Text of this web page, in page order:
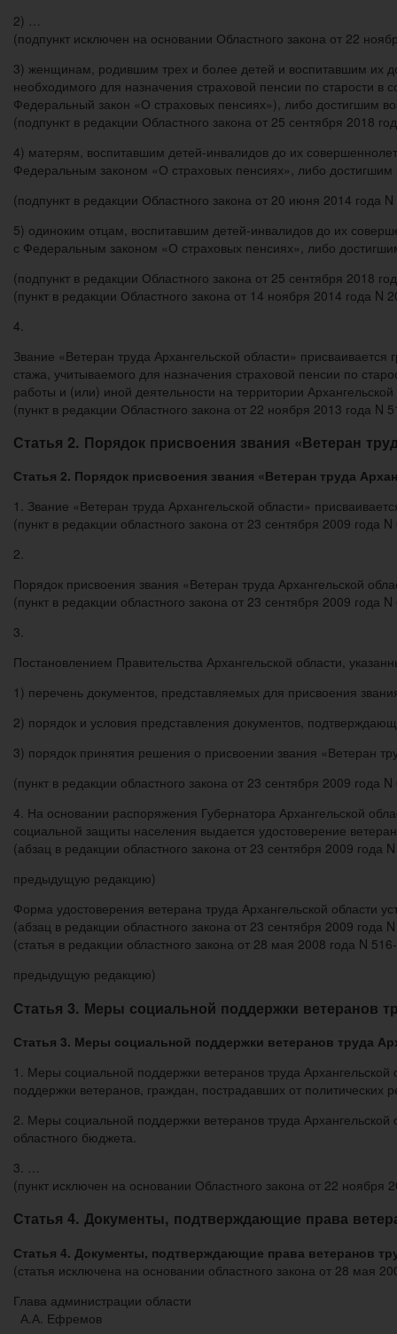
2) …
(подпункт исключен на основании Областного закона от 22
3) женщинам, родившим трех и более детей и воспитавшим их
необходимого для назначения страховой пенсии по старости
Федеральный закон «О страховых пенсиях»), либо достигшим
(подпункт в редакции Областного закона от 25 сентября
4) матерям, воспитавшим детей-инвалидов до их
Федеральным законом «О страховых пенсиях», либо достигшим
(подпункт в редакции Областного закона от 20 июня 2014
5) одиноким отцам, воспитавшим детей-инвалидов до их
с Федеральным законом «О страховых пенсиях», либо
(подпункт в редакции Областного закона от 25 сентября
(пункт в редакции Областного закона от 14 ноября 2014
4.
Звание «Ветеран труда Архангельской области»
стажа, учитываемого для назначения страховой пенсии по
работы и (или) иной деятельности на территории Архангельской
(пункт в редакции Областного закона от 22 ноября 2013
Статья 2. Порядок присвоения звания «Ветеран
Статья 2. Порядок присвоения звания «Ветеран труда
1. Звание «Ветеран труда Архангельской области»
(пункт в редакции областного закона от 23 сентября 2009
2.
Порядок присвоения звания «Ветеран труда Архангельской
(пункт в редакции областного закона от 23 сентября 2009
3.
Постановлением Правительства Архангельской области,
1) перечень документов, представляемых для присвоения
2) порядок и условия представления документов,
3) порядок принятия решения о присвоении звания «Ветеран
(пункт в редакции областного закона от 23 сентября 2009
4. На основании распоряжения Губернатора Архангельской
социальной защиты населения выдается удостоверение
(абзац в редакции областного закона от 23 сентября 2009
предыдущую редакцию)
Форма удостоверения ветерана труда Архангельской области
(абзац в редакции областного закона от 23 сентября 2009
(статья в редакции областного закона от 28 мая 2008 года N
предыдущую редакцию)
Статья 3. Меры социальной поддержки ветеранов
Статья 3. Меры социальной поддержки ветеранов труда
1. Меры социальной поддержки ветеранов труда
поддержки ветеранов, граждан, пострадавших от политических
2. Меры социальной поддержки ветеранов труда
областного бюджета.
3. …
(пункт исключен на основании Областного закона от 22
Статья 4. Документы, подтверждающие права
Статья 4. Документы, подтверждающие права ветеранов
(статья исключена на основании областного закона от 28
Глава администрации области
А.А. Ефремов